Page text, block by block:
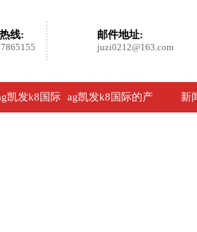
邮件地址:
juzi0212@163.com
线:
凯发k8国际 ag凯发k8国际的产 新